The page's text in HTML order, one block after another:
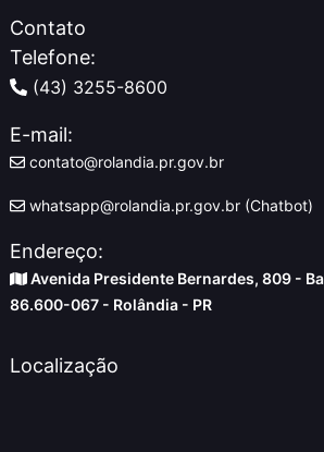
Contato
Telefone:
(43) 3255-8600
E-mail:
contato@rolandia.pr.gov.br
whatsapp@rolandia.pr.gov.br (Chatbot)
Endereço:
Avenida Presidente Bernardes, 809 -
86.600-067 - Rolândia - PR
Localização